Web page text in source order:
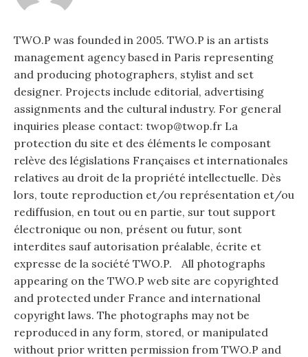
TWO.P was founded in 2005. TWO.P is an artists
management agency based in Paris representing
and producing photographers, stylist and set
designer. Projects include editorial, advertising
assignments and the cultural industry. For general
inquiries please contact: twop@twop.fr La
protection du site et des éléments le composant
relève des législations Françaises et internationales
relatives au droit de la propriété intellectuelle. Dès
lors, toute reproduction et/ou représentation et/ou
rediffusion, en tout ou en partie, sur tout support
électronique ou non, présent ou futur, sont
interdites sauf autorisation préalable, écrite et
expresse de la société TWO.P. All photographs
appearing on the TWO.P web site are copyrighted
and protected under France and international
copyright laws. The photographs may not be
reproduced in any form, stored, or manipulated
without prior written permission from TWO.P and